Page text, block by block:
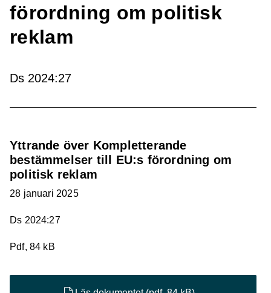
förordning om politisk
reklam
Ds 2024:27
Yttrande över Kompletterande
bestämmelser till EU:s förordning om
politisk reklam
28 januari 2025
Ds 2024:27
Pdf, 84 kB